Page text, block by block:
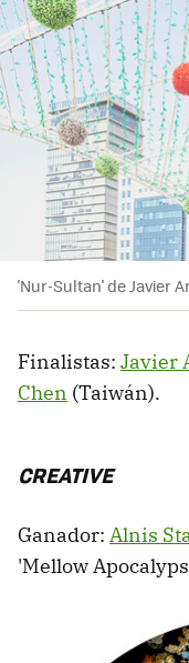
'Nur-Sultan' de Javier
Finalistas: Javier
Chen (Taiwán).
CREATIVE
Ganador: Alnis
'Mellow